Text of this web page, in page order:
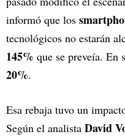
informó que los
tecnológicos no estarán
145% que se preveía. En
20%.
Esa rebaja tuvo un
Según el analista David